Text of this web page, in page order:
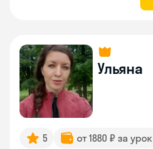
Ульяна
5 от 1880 ₽ за урок